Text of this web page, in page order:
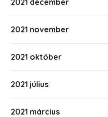
2021 december
2021 november
2021 október
2021 július
2021 március